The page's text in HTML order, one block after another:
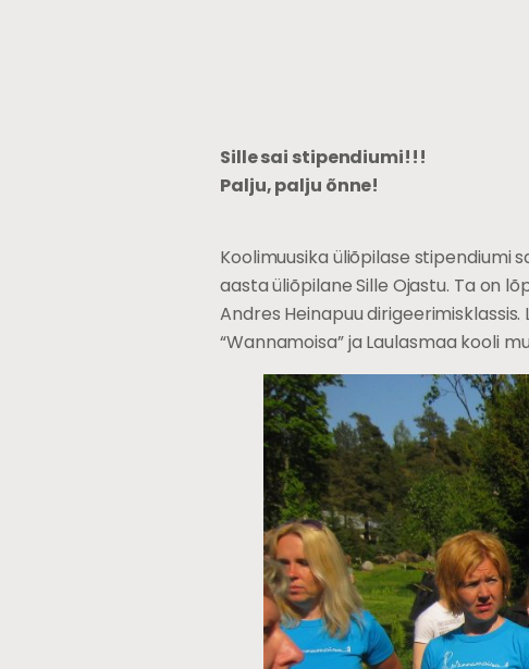
Sille sai stipendiumi!!!
Palju, palju õnne!
Koolimuusika üliõpilase stipendiumi
aasta üliõpilane Sille Ojastu. Ta on
Andres Heinapuu
“Wannamoisa” ja Laulasmaa kooli